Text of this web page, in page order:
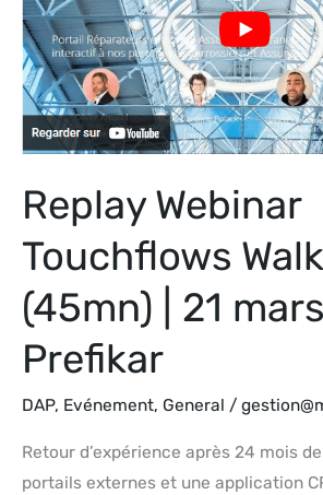
Replay Webinar
Touchflows
(45mn) | 21
Prefikar
DAP, Evénement, General /
Retour d’expérience après 24 mois
portails externes et une application
WalkMe
(45mn)
|
21
mars
Prefikar